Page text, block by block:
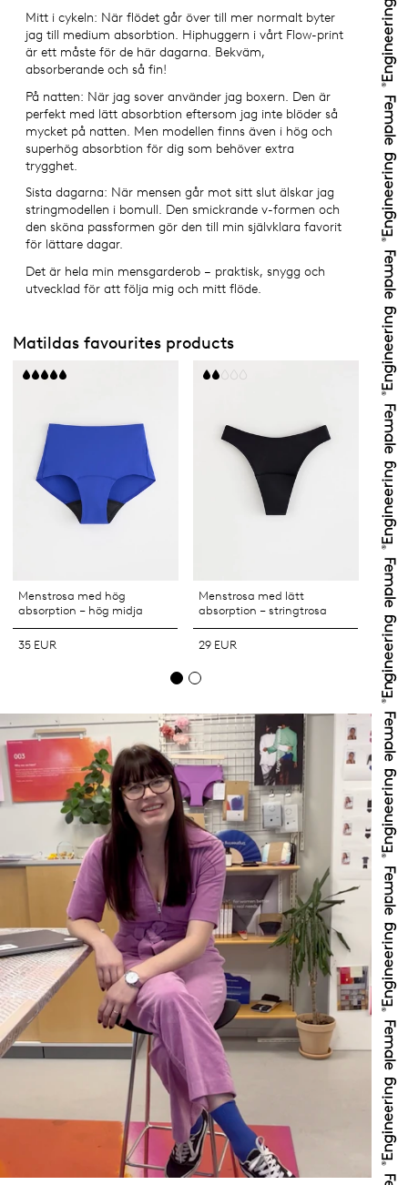
Mitt i cykeln: När flödet går över till mer normalt byter
jag till medium absorbtion. Hiphuggern i vårt Flow-print
är ett måste för de här dagarna. Bekväm,
absorberande och så fin!
På natten: När jag sover använder jag boxern. Den är
perfekt med lätt absorbtion eftersom jag inte blöder så
mycket på natten. Men modellen finns även i hög och
superhög absorbtion för dig som behöver extra
trygghet.
Sista dagarna: När mensen går mot sitt slut älskar jag
stringmodellen i bomull. Den smickrande v-formen och
den sköna passformen gör den till min självklara favorit
för lättare dagar.
Det är hela min mensgarderob – praktisk, snygg och
utvecklad för att följa mig och mitt flöde.
Matildas favourites products
Menstrosa med hög
absorption – hög midja
35 EUR
Menstrosa med lätt
absorption – stringtrosa
29 EUR 29